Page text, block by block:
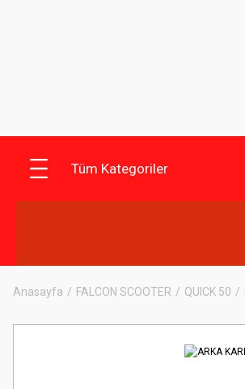
Tüm Kategoriler
Anasayfa FALCON SCOOTER QUICK 50